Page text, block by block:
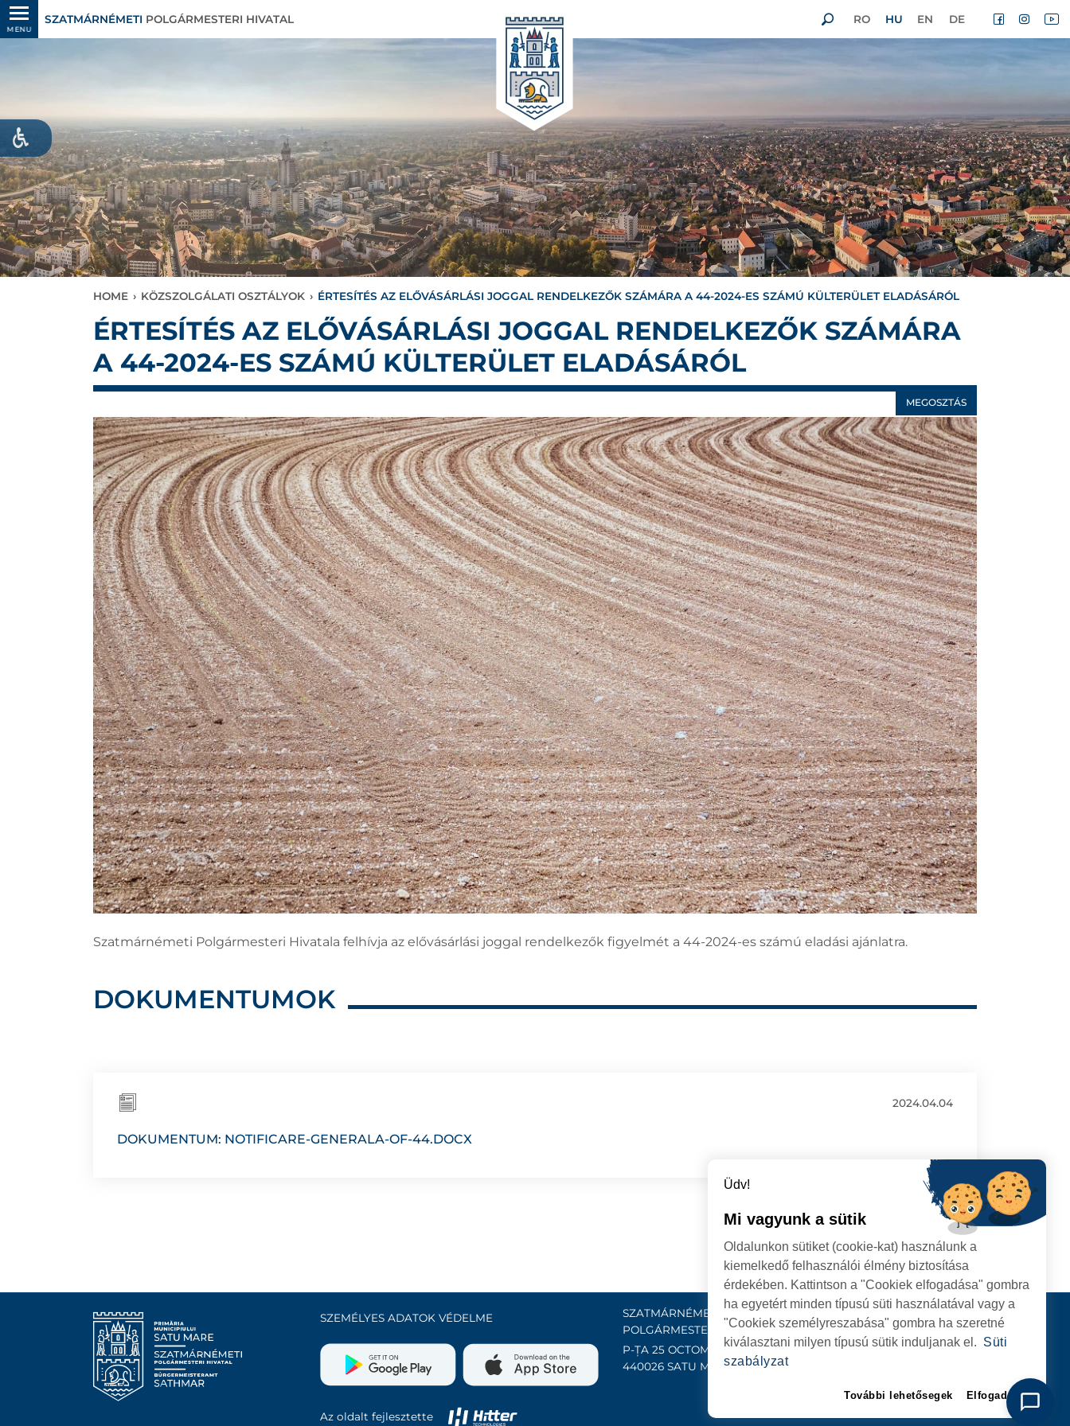
MENU
SZATMÁRNÉMETI POLGÁRMESTERI HIVATAL RO HU EN DE
HOME › KÖZSZOLGÁLATI OSZTÁLYOK › ÉRTESÍTÉS AZ ELŐVÁSÁRLÁSI JOGGAL RENDELKEZŐK SZÁMÁRA A 44-2024-ES SZÁMÚ KÜLTERÜLET ELADÁSÁRÓL
ÉRTESÍTÉS AZ ELŐVÁSÁRLÁSI JOGGAL RENDELKEZŐK SZÁMÁRA
A 44-2024-ES SZÁMÚ KÜLTERÜLET ELADÁSÁRÓL
MEGOSZTÁS
Szatmárnémeti Polgármesteri Hivatala felhívja az elővásárlási joggal rendelkezők figyelmét a 44-2024-es számú eladási ajánlatra.
DOKUMENTUMOK
2024.04.04
DOKUMENTUM: NOTIFICARE-GENERALA-OF-44.DOCX
SZEMÉLYES ADATOK VÉDELME
Az oldalt fejlesztette
SZATMÁRNÉMETI
POLGÁRMESTERI HIVATAL
P-ȚA 25 OCTOMBRIE, NR. 1 CORP M,
440026 SATU MARE
Kapcsolat
KÖVESSENEK
Üdv!
Mi vagyunk a sütik
Oldalunkon sütiket (cookie-kat) használunk a
kiemelkedő felhasználói élmény biztosítása
érdekében. Kattintson a "Cookiek elfogadása" gombra
ha egyetért minden típusú süti használatával vagy a
"Cookiek személyreszabása" gombra ha szeretné
kiválasztani milyen típusú sütik induljanak el. Süti
szabályzat
További lehetősegek Elfogadom